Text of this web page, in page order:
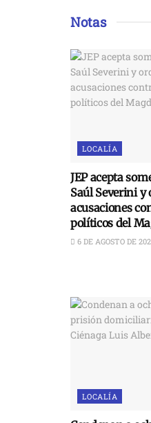
Notas
LOCALÍA
JEP acepta
Saúl Severini
acusaciones
políticos del
6 DE AGOSTO DE
LOCALÍA